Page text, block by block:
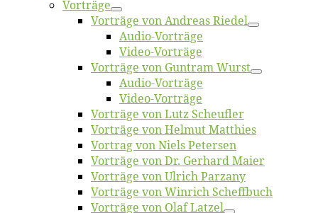
Vor­trä­ge
Vor­trä­ge von An­dre­as Riedel
Au­dio-Vor­trä­ge
Vi­deo-Vor­trä­ge
Vor­trä­ge von Gun­tram Wurst
Au­dio-Vor­trä­ge
Vi­deo-Vor­trä­ge
Vor­trä­ge von Lutz Scheufler
Vor­trä­ge von Hel­mut Matthies
Vor­trag von Niels Petersen
Vor­trä­ge von Dr. Ger­hard Maier
Vor­trä­ge von Ul­rich Parzany
Vor­trä­ge von Win­rich Scheffbuch
Vor­trä­ge von Olaf Latzel